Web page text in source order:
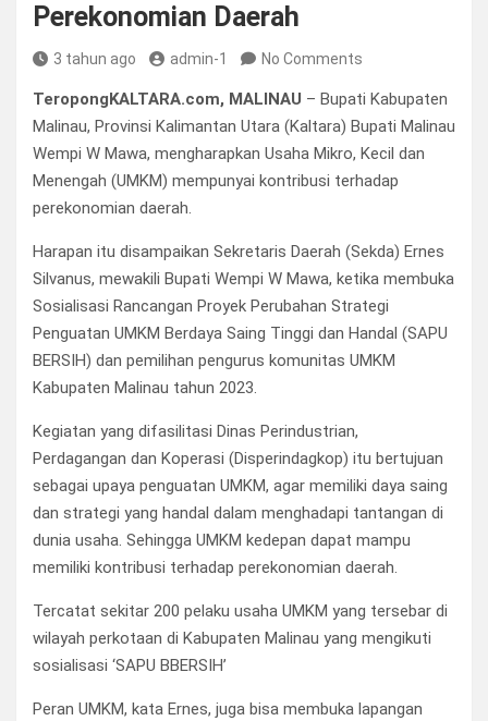
Perekonomian Daerah
3 tahun ago admin-1 No Comments
TeropongKALTARA.com, MALINAU – Bupati Kabupaten
Malinau, Provinsi Kalimantan Utara (Kaltara) Bupati Malinau
Wempi W Mawa, mengharapkan Usaha Mikro, Kecil dan
Menengah (UMKM) mempunyai kontribusi terhadap
perekonomian daerah.
Harapan itu disampaikan Sekretaris Daerah (Sekda) Ernes
Silvanus, mewakili Bupati Wempi W Mawa, ketika membuka
Sosialisasi Rancangan Proyek Perubahan Strategi
Penguatan UMKM Berdaya Saing Tinggi dan Handal (SAPU
BERSIH) dan pemilihan pengurus komunitas UMKM
Kabupaten Malinau tahun 2023.
Kegiatan yang difasilitasi Dinas Perindustrian,
Perdagangan dan Koperasi (Disperindagkop) itu bertujuan
sebagai upaya penguatan UMKM, agar memiliki daya saing
dan strategi yang handal dalam menghadapi tantangan di
dunia usaha. Sehingga UMKM kedepan dapat mampu
memiliki kontribusi terhadap perekonomian daerah.
Tercatat sekitar 200 pelaku usaha UMKM yang tersebar di
wilayah perkotaan di Kabupaten Malinau yang mengikuti
sosialisasi ‘SAPU BBERSIH’
Peran UMKM, kata Ernes, juga bisa membuka lapangan